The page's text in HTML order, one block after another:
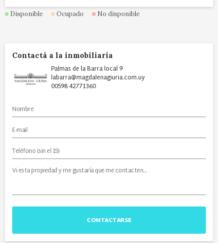
Disponible Ocupado No disponible
Contactá a la inmobiliaria
Palmas de la Barra local 9
labarra@magdalenagiuria.com.uy
00598 42771360
CONTACTARSE